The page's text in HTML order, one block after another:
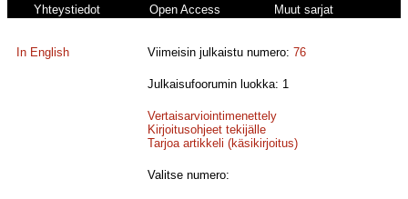
Yhteystiedot
Open Access Muut sarjat
In English Viimeisin julkaistu numero:76
Julkaisufoorumin luokka: 1
Vertaisarviointimenettely
Kirjoitusohjeet tekijälle
Tarjoa artikkeli (käsikirjoitus)
Valitse numero: